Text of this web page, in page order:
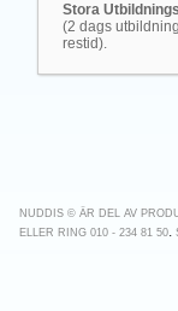
Stora
(2 dags
restid).
NUDDIS © ÄR DEL AV
ELLER RING 010 - 234 81 50.